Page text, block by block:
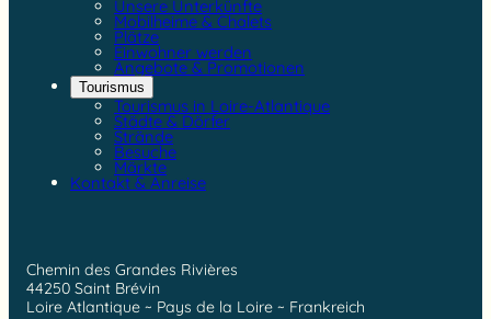
Unsere Unterkünfte
Mobilheime & Chalets
Plätze
Einwohner werden
Angebote & Promotionen
Tourismus
Tourismus in Loire-Atlantique
Städte & Dörfer
Strände
Besuche
Märkte
Kontakt & Anreise
Chemin des Grandes Rivières
44250 Saint Brévin
Loire Atlantique ~ Pays de la Loire ~ Frankreich